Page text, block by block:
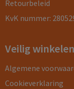
Retourbeleid
KvK nummer:
Veilig winkelen
Algemene
Cookieverklaring